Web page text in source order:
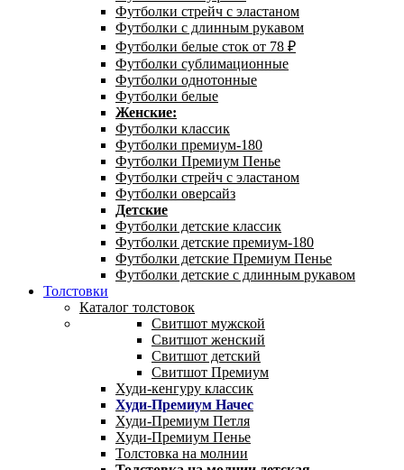
Футболки стрейч с эластаном
Футболки с длинным рукавом
Футболки белые сток от 78 ₽
Футболки сублимационные
Футболки однотонные
Футболки белые
Женские:
Футболки классик
Футболки премиум-180
Футболки Премиум Пенье
Футболки стрейч с эластаном
Футболки оверсайз
Детские
Футболки детские классик
Футболки детские премиум-180
Футболки детские Премиум Пенье
Футболки детские с длинным рукавом
Толстовки
Каталог толстовок
Свитшот мужской
Свитшот женский
Свитшот детский
Свитшот Премиум
Худи-кенгуру классик
Худи-Премиум Начес
Худи-Премиум Петля
Худи-Премиум Пенье
Толстовка на молнии